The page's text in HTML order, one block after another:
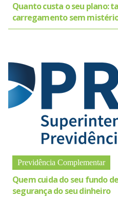
Quanto custa o seu plano:
carregamento sem
Previdência Complementar
Quem cuida do seu fundo de
segurança do seu dinheiro